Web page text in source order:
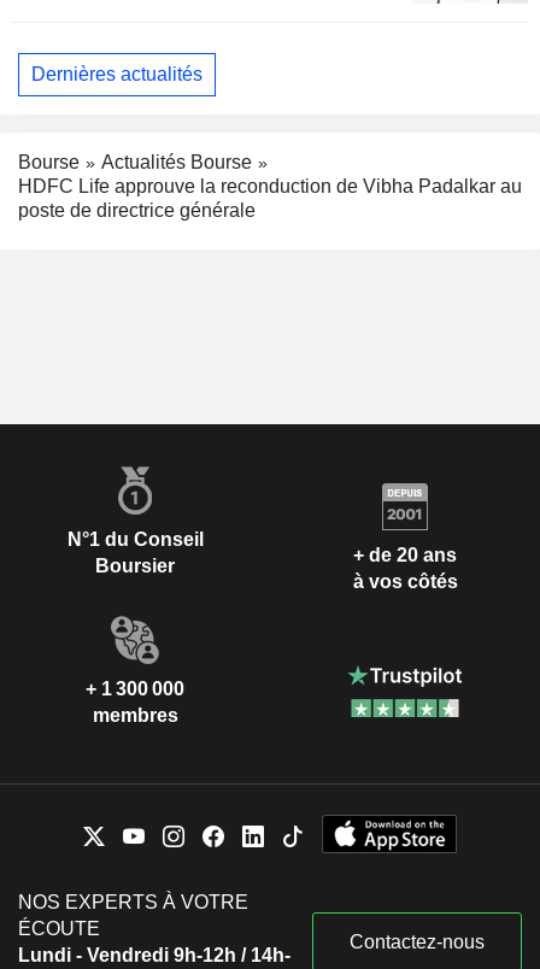
Dernières actualités
Bourse
Actualités Bourse
HDFC Life approuve la reconduction de Vibha Padalkar au
poste de directrice générale
N°1 du Conseil
Boursier
+ de 20 ans
à vos côtés
+ 1 300 000
membres
NOS EXPERTS À VOTRE
ÉCOUTE
Lundi - Vendredi 9h-12h / 14h-
Contactez-nous